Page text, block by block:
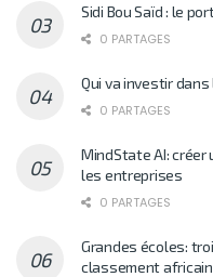
Sidi Bou Saïd : le
0 PARTAGES
Qui va investir dans
0 PARTAGES
MindState AI: créer
les entreprises
0 PARTAGES
Grandes écoles:
classement africain